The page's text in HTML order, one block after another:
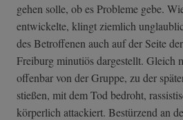
gehen solle, ob es Probleme gebe.
entwickelte, klingt ziemlich
des Betroffenen auch auf der Seite
Freiburg minutiös dargestellt. Gleich
offenbar von der Gruppe, zu der
stießen, mit dem Tod bedroht,
körperlich attackiert. Bestürzend an